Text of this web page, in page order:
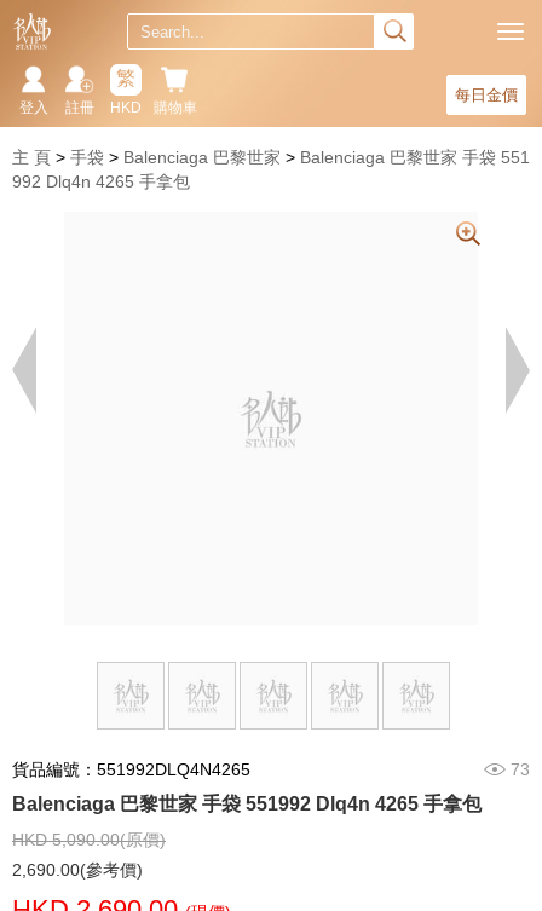
每日金價
購物車
繁
HKD
註冊
登入
主 頁 手袋 Balenciaga 巴黎世家
Balenciaga 巴黎世家 手袋 551
992 Dlq4n 4265 手拿包
貨品編號：551992DLQ4N4265 73
Balenciaga 巴黎世家 手袋 551992 Dlq4n 4265 手拿包
HKD 5,090.00(原價)
2,690.00(參考價)